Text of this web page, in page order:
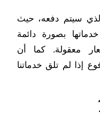
سيتم دفعه، حيث
بصورة دائمة
معقولة. كما أن
إذا لم تلق خدماتنا